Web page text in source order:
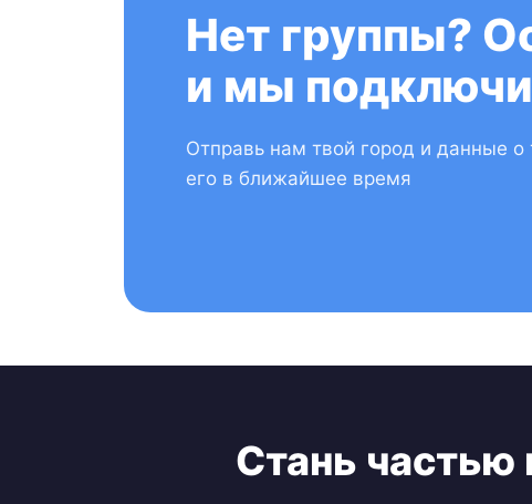
Нет группы?
и мы
Отправь нам твой город и данные
его в ближайшее время
Стань